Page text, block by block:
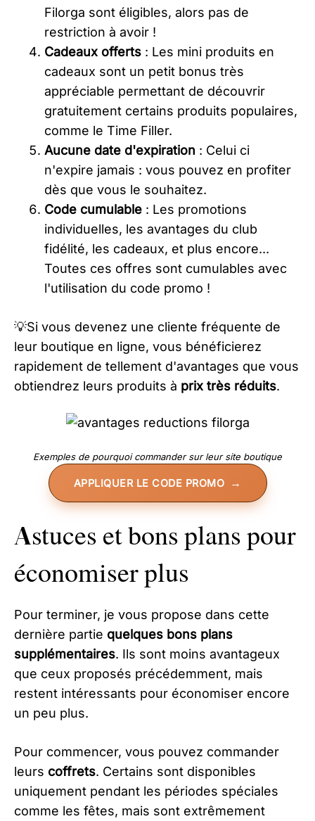
Filorga sont éligibles, alors pas de
restriction à avoir !
Cadeaux offerts : Les mini produits en
cadeaux sont un petit bonus très
appréciable permettant de découvrir
gratuitement certains produits populaires,
comme le Time Filler.
Aucune date d'expiration : Celui ci
n'expire jamais : vous pouvez en profiter
dès que vous le souhaitez.
Code cumulable : Les promotions
individuelles, les avantages du club
fidélité, les cadeaux, et plus encore...
Toutes ces offres sont cumulables avec
l'utilisation du code promo !
💡Si vous devenez une cliente fréquente de
leur boutique en ligne, vous bénéficierez
rapidement de tellement d'avantages que vous
obtiendrez leurs produits à prix très réduits.
Exemples de pourquoi commander sur leur site boutique
APPLIQUER LE CODE PROMO
Astuces et bons plans pour
économiser plus
Pour terminer, je vous propose dans cette
dernière partie quelques bons plans
supplémentaires. Ils sont moins avantageux
que ceux proposés précédemment, mais
restent intéressants pour économiser encore
un peu plus.
Pour commencer, vous pouvez commander
leurs coffrets. Certains sont disponibles
uniquement pendant les périodes spéciales
comme les fêtes, mais sont extrêmement